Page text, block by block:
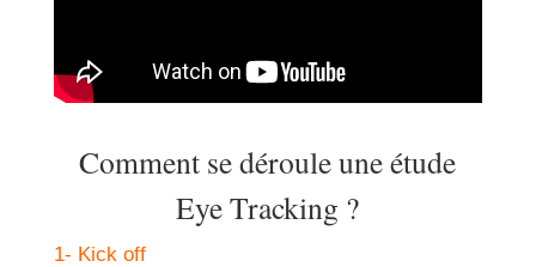
Comment se déroule une étude
Eye Tracking ?
1- Kick off